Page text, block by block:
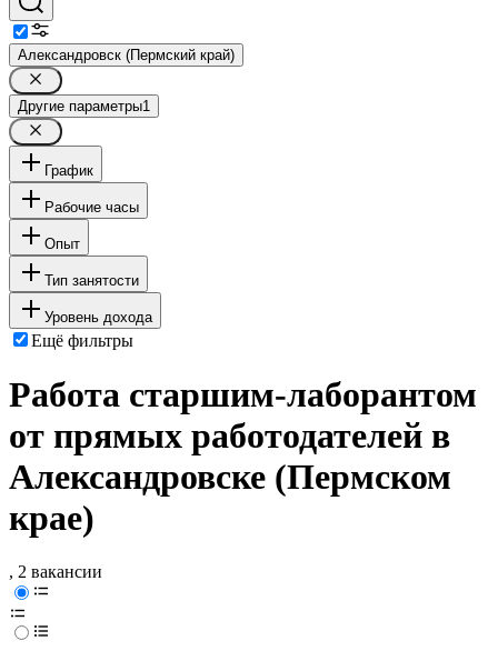
Александровск (Пермский край)
Другие параметры1
График
Рабочие часы
Опыт
Тип занятости
Уровень дохода
Ещё фильтры
Работа старшим-лаборантом
от прямых работодателей в
Александровске (Пермском
крае)
, 2 вакансии